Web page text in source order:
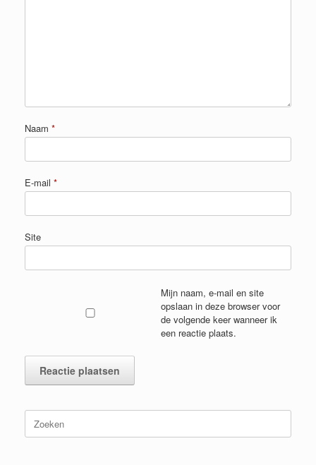
Naam *
E-mail *
Site
Mijn naam, e-mail en site
opslaan in deze browser voor
de volgende keer wanneer ik
een reactie plaats.
Zoeken
naar: